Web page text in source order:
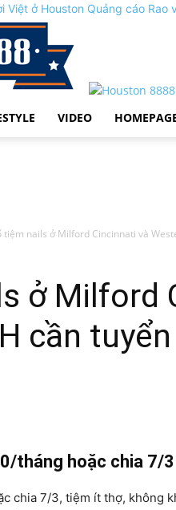
Quảng cáo Rao
VIDEO
tiệm nails ở Milford Cincinnati và
ở Milford
cần
tháng hoặc chia 7/
chia 7/3, tiệm ít thợ, không